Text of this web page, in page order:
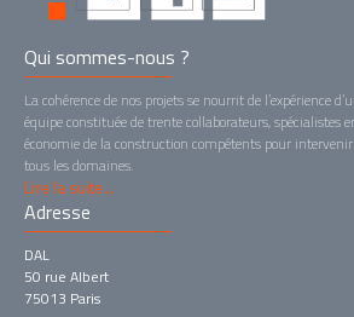
Qui sommes-nous ?
La cohérence de nos projets se nourrit de l’expérience
équipe constituée de trente collaborateurs, spécialistes
économie de la construction compétents pour
tous les domaines.
Lire la suite...
Adresse
DAL
50 rue Albert
75013 Paris